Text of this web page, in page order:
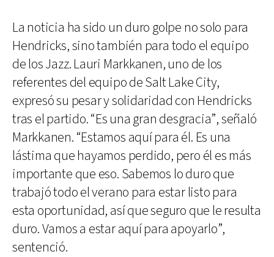
La noticia ha sido un duro golpe no solo para
Hendricks, sino también para todo el equipo
de los Jazz. Lauri Markkanen, uno de los
referentes del equipo de Salt Lake City,
expresó su pesar y solidaridad con Hendricks
tras el partido. “Es una gran desgracia”, señaló
Markkanen. “Estamos aquí para él. Es una
lástima que hayamos perdido, pero él es más
importante que eso. Sabemos lo duro que
trabajó todo el verano para estar listo para
esta oportunidad, así que seguro que le resulta
duro. Vamos a estar aquí para apoyarlo”,
sentenció.